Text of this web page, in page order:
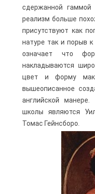
сдержанной гаммой
реализм больше
присутствуют как
натуре так и порыв
означает что
накладываются
цвет и форму
вышеописанное
английской
школы являются
Томас Гейнсборо.